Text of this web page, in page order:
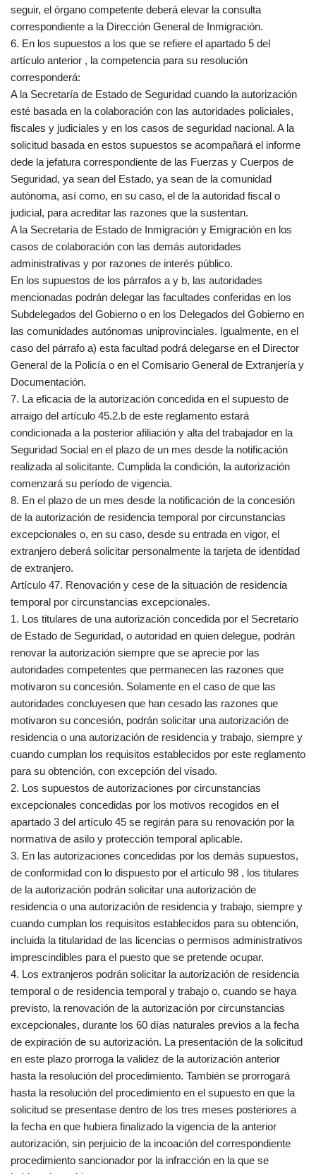
seguir, el órgano competente deberá elevar la consulta
correspondiente a la Dirección General de Inmigración.
6. En los supuestos a los que se refiere el apartado 5 del
artículo anterior , la competencia para su resolución
corresponderá:
A la Secretaría de Estado de Seguridad cuando la autorización
esté basada en la colaboración con las autoridades policiales,
fiscales y judiciales y en los casos de seguridad nacional. A la
solicitud basada en estos supuestos se acompañará el informe
dede la jefatura correspondiente de las Fuerzas y Cuerpos de
Seguridad, ya sean del Estado, ya sean de la comunidad
autónoma, así como, en su caso, el de la autoridad fiscal o
judicial, para acreditar las razones que la sustentan.
A la Secretaría de Estado de Inmigración y Emigración en los
casos de colaboración con las demás autoridades
administrativas y por razones de interés público.
En los supuestos de los párrafos a y b, las autoridades
mencionadas podrán delegar las facultades conferidas en los
Subdelegados del Gobierno o en los Delegados del Gobierno en
las comunidades autónomas uniprovinciales. Igualmente, en el
caso del párrafo a) esta facultad podrá delegarse en el Director
General de la Policía o en el Comisario General de Extranjería y
Documentación.
7. La eficacia de la autorización concedida en el supuesto de
arraigo del artículo 45.2.b de este reglamento estará
condicionada a la posterior afiliación y alta del trabajador en la
Seguridad Social en el plazo de un mes desde la notificación
realizada al solicitante. Cumplida la condición, la autorización
comenzará su período de vigencia.
8. En el plazo de un mes desde la notificación de la concesión
de la autorización de residencia temporal por circunstancias
excepcionales o, en su caso, desde su entrada en vigor, el
extranjero deberá solicitar personalmente la tarjeta de identidad
de extranjero.
Artículo 47. Renovación y cese de la situación de residencia
temporal por circunstancias excepcionales.
1. Los titulares de una autorización concedida por el Secretario
de Estado de Seguridad, o autoridad en quien delegue, podrán
renovar la autorización siempre que se aprecie por las
autoridades competentes que permanecen las razones que
motivaron su concesión. Solamente en el caso de que las
autoridades concluyesen que han cesado las razones que
motivaron su concesión, podrán solicitar una autorización de
residencia o una autorización de residencia y trabajo, siempre y
cuando cumplan los requisitos establecidos por este reglamento
para su obtención, con excepción del visado.
2. Los supuestos de autorizaciones por circunstancias
excepcionales concedidas por los motivos recogidos en el
apartado 3 del artículo 45 se regirán para su renovación por la
normativa de asilo y protección temporal aplicable.
3. En las autorizaciones concedidas por los demás supuestos,
de conformidad con lo dispuesto por el artículo 98 , los titulares
de la autorización podrán solicitar una autorización de
residencia o una autorización de residencia y trabajo, siempre y
cuando cumplan los requisitos establecidos para su obtención,
incluida la titularidad de las licencias o permisos administrativos
imprescindibles para el puesto que se pretende ocupar.
4. Los extranjeros podrán solicitar la autorización de residencia
temporal o de residencia temporal y trabajo o, cuando se haya
previsto, la renovación de la autorización por circunstancias
excepcionales, durante los 60 días naturales previos a la fecha
de expiración de su autorización. La presentación de la solicitud
en este plazo prorroga la validez de la autorización anterior
hasta la resolución del procedimiento. También se prorrogará
hasta la resolución del procedimiento en el supuesto en que la
solicitud se presentase dentro de los tres meses posteriores a
la fecha en que hubiera finalizado la vigencia de la anterior
autorización, sin perjuicio de la incoación del correspondiente
procedimiento sancionador por la infracción en la que se